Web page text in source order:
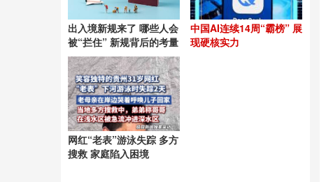
出入境新规来了 哪些人会
被“拦住” 新规背后的考量
中国AI连续14周“霸榜” 展
现硬核实力
网红“老表”游泳失踪 多方
搜救 家庭陷入困境